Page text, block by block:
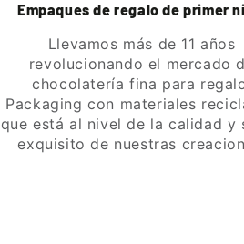
Empaques de regalo de primer
Llevamos más de 11 años
revolucionando el mercado
chocolatería fina para
Packaging con materiales
que está al nivel de la calidad y
exquisito de nuestras